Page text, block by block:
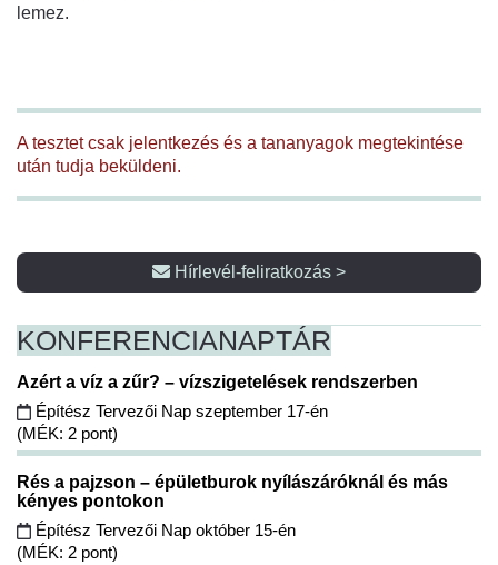
lemez.
A tesztet csak jelentkezés és a tananyagok megtekintése
után tudja beküldeni.
Hírlevél-feliratkozás >
KONFERENCIANAPTÁR
Azért a víz a zűr? – vízszigetelések rendszerben
Építész Tervezői Nap szeptember 17-én
(MÉK: 2 pont)
Rés a pajzson – épületburok nyílászáróknál és más
kényes pontokon
Építész Tervezői Nap október 15-én
(MÉK: 2 pont)